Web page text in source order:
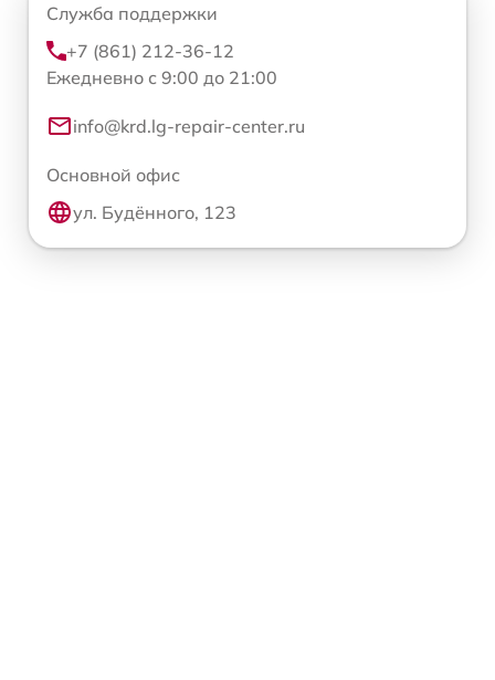
Служба поддержки
+7 (861) 212-36-12
Ежедневно с 9:00 до 21:00
info@krd.lg-repair-center.ru
Основной офис
ул. Будённого, 123